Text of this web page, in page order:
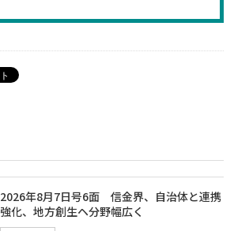
2026年8月7日号6面 信金界、自治体と連携
強化、地方創生ヘ分野幅広く